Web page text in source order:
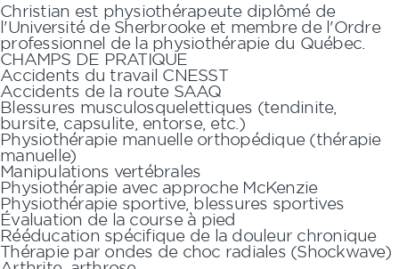
Christian est physiothérapeute diplômé de
l'Université de Sherbrooke et membre de l'Ordre
professionnel de la physiothérapie du Québec.
CHAMPS DE PRATIQUE
Accidents du travail CNESST
Accidents de la route SAAQ
Blessures musculosquelettiques (tendinite,
bursite, capsulite, entorse, etc.)
Physiothérapie manuelle orthopédique (thérapie
manuelle)
Manipulations vertébrales
Physiothérapie avec approche McKenzie
Physiothérapie sportive, blessures sportives
Évaluation de la course à pied
Rééducation spécifique de la douleur chronique
Thérapie par ondes de choc radiales (Shockwave)